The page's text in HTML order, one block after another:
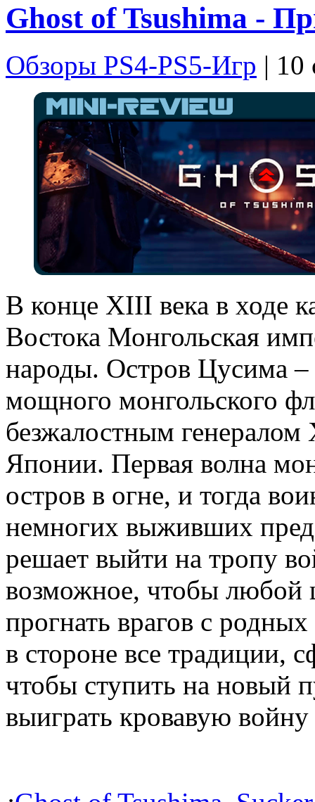
Ghost of Tsushima -
Обзоры PS4-PS5-Игр | 10
В конце XIII века в ходе
Востока Монгольская
народы. Остров Цусима –
мощного монгольского
безжалостным
Японии. Первая волна
остров в огне, и тогда
немногих выживших
решает выйти на тропу
возможное, чтобы любой
прогнать врагов с
в стороне все традиции,
чтобы ступить на новый
выиграть кровавую